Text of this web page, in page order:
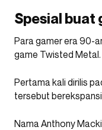
Spesial buat
Para gamer era 90-
game Twisted Metal.
Pertama kali dirilis
tersebut
Nama Anthony